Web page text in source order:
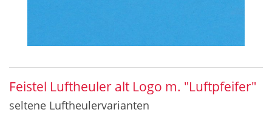
Feistel Luftheuler alt Logo m. "Luftpfeifer"
seltene Luftheulervarianten